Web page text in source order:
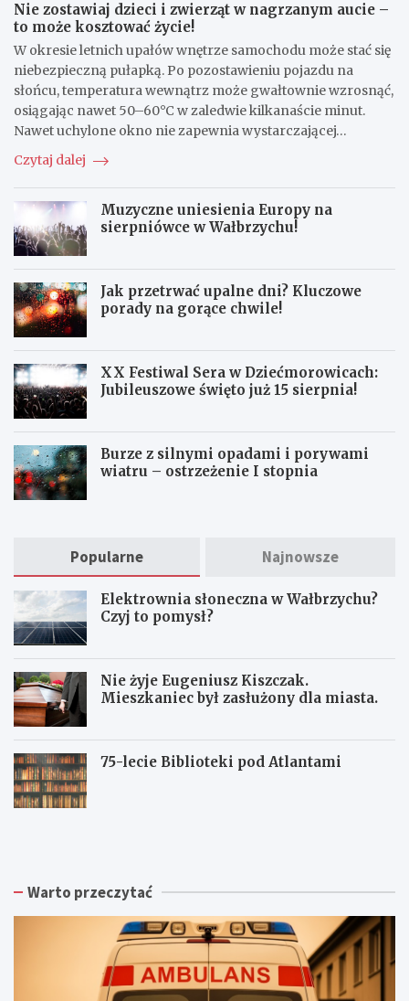
i
r
a
t
u
j
ą
s
e
n
i
o
r
a
i
o
d
n
a
j
d
u
j
ą
z
a
g
u
b
z
i
e
w
c
z
y
n
k
ę
n
i
k
n
ą
ć
k
ł
ó
t
n
i
p
o
d
c
z
a
s
m
a
j
ó
w
k
i
ż
y
c
i
e
d
e
s
p
e
r
a
a
n
a
p
a
r
a
p
e
c
i
e
w
W
a
ł
h
u
Nie zostawiaj dzieci i zwierząt w nagrzanym aucie –
to może kosztować życie!
W okresie letnich upałów wnętrze samochodu może stać się
niebezpieczną pułapką. Po pozostawieniu pojazdu na
słońcu, temperatura wewnątrz może gwałtownie wzrosnąć,
osiągając nawet 50–60°C w zaledwie kilkanaście minut.
Nawet uchylone okno nie zapewnia wystarczającej…
Czytaj dalej
Muzyczne uniesienia Europy na
sierpniówce w Wałbrzychu!
Jak przetrwać upalne dni? Kluczowe
porady na gorące chwile!
XX Festiwal Sera w Dziećmorowicach:
Jubileuszowe święto już 15 sierpnia!
Burze z silnymi opadami i porywami
wiatru – ostrzeżenie I stopnia
Popularne Najnowsze
Elektrownia słoneczna w Wałbrzychu?
Czyj to pomysł?
Nie żyje Eugeniusz Kiszczak.
Mieszkaniec był zasłużony dla miasta.
75-lecie Biblioteki pod Atlantami
S
o
4
t Warto przeczytać